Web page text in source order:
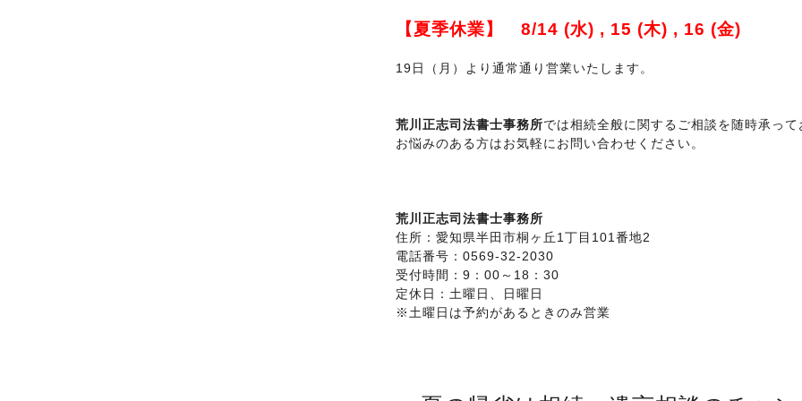
【夏季休業】 8/14 (水) , 15 (木) , 16 (金)
19日（月）より通常通り営業いたします。
荒川正志司法書士事務所では相続全般に関するご相談を随時承って
お悩みのある方はお気軽にお問い合わせください。
荒川正志司法書士事務所
住所：愛知県半田市桐ヶ丘1丁目101番地2
電話番号：0569-32-2030
受付時間：9：00～18：30
定休日：土曜日、日曜日
※土曜日は予約があるときのみ営業